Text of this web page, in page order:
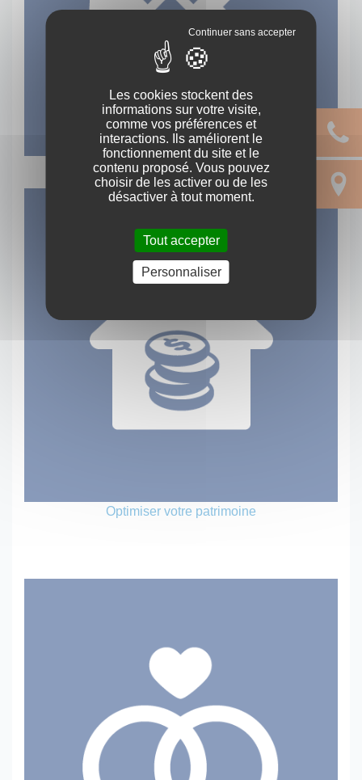
Louer un bien immobilier
Optimiser votre patrimoine
Les cookies stockent des
informations sur votre visite,
comme vos préférences et
interactions. Ils améliorent le
fonctionnement du site et le
contenu proposé. Vous pouvez
choisir de les activer ou de les
désactiver à tout moment.
Tout accepter
Personnaliser